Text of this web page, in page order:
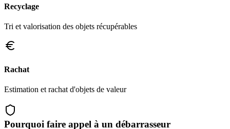
Recyclage
Tri et valorisation des objets récupérables
Rachat
Estimation et rachat d'objets de valeur
Pourquoi faire appel à un débarrasseur